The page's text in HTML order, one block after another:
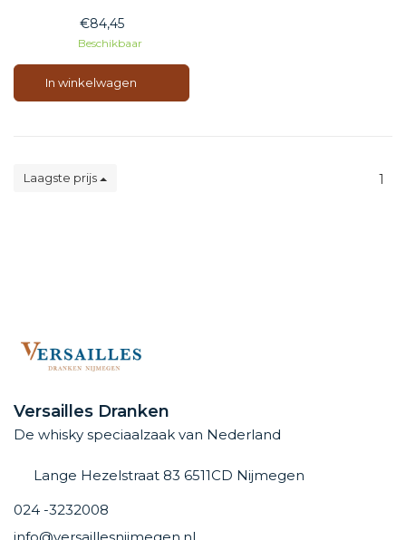
eikenhout
Smaak: Geroosterde suikers,
Afdronk: Cacao, pure
chocolade, donker fruit
€84,45
Beschikbaar
In winkelwagen
Laagste prijs 1
Versailles Dranken
De whisky speciaalzaak van Nederland
Lange Hezelstraat 83 6511CD Nijmegen
024 -3232008